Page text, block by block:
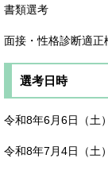
書類選考
面接・性格診断適正
選考日時
令和8年6月6日（土）
令和8年7月4日（土）